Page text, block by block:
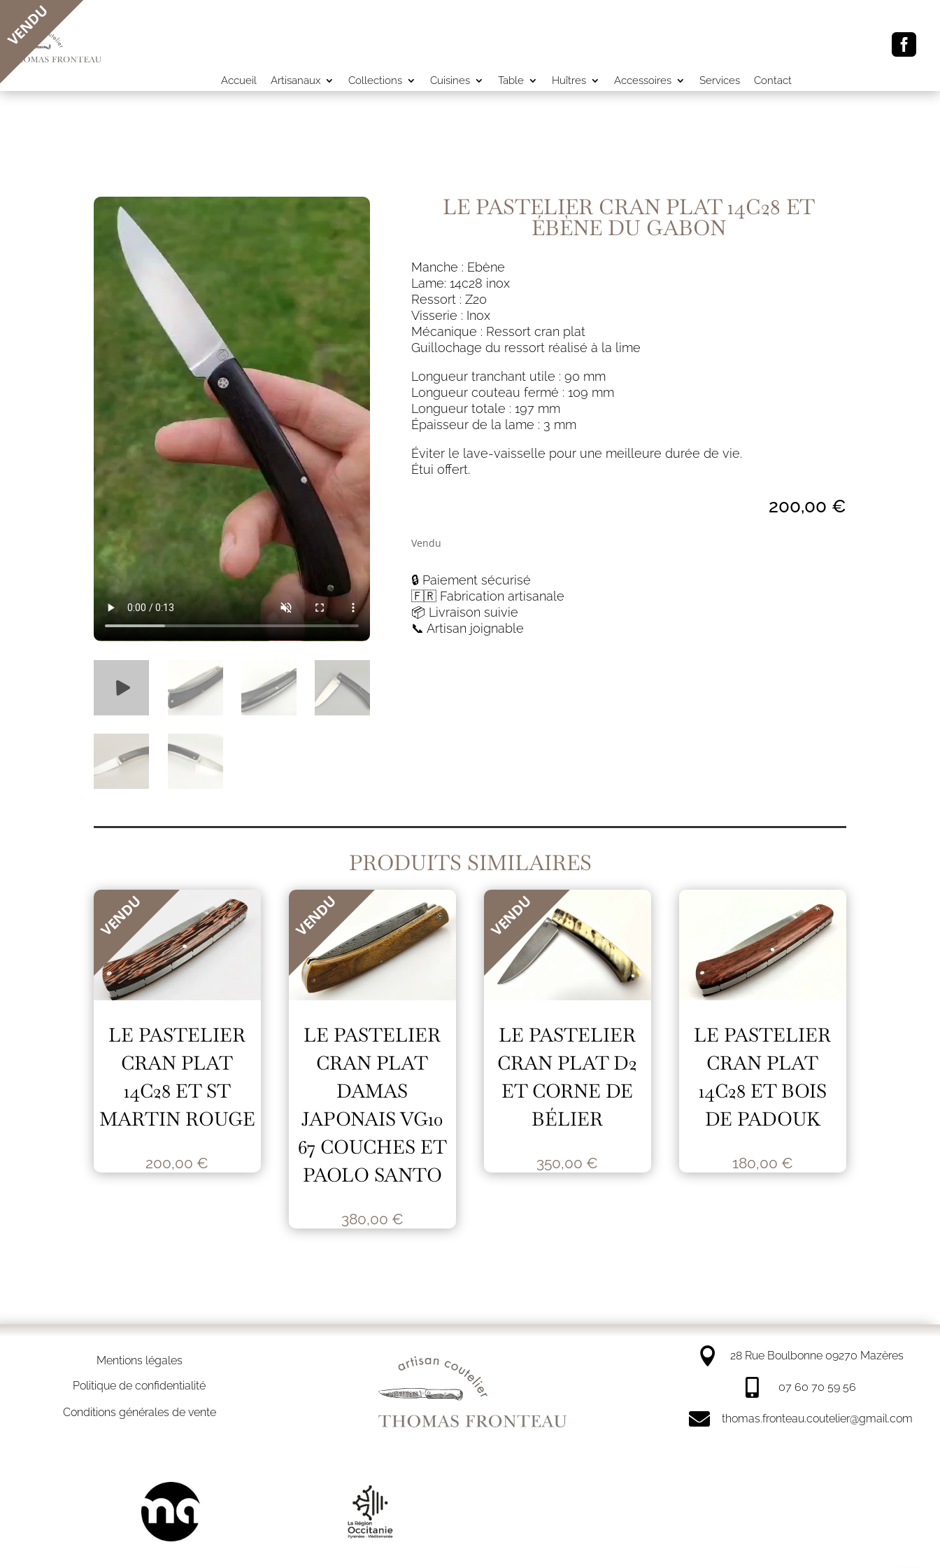
Accueil Artisanaux Collections Cuisines Table Huîtres Accessoires Services Contact

VENDU
LE PASTELIER CRAN PLAT 14C28 ET
ÉBÈNE DU GABON
Manche : Ebène
Lame: 14c28 inox
Ressort : Z20
Visserie : Inox
Mécanique : Ressort cran plat
Guillochage du ressort réalisé à la lime
Longueur tranchant utile : 90 mm
Longueur couteau fermé : 109 mm
Longueur totale : 197 mm
Épaisseur de la lame : 3 mm
Éviter le lave-vaisselle pour une meilleure durée de vie.
Étui offert.
200,00 €
Vendu
🔒 Paiement sécurisé
🇫🇷 Fabrication artisanale
📦 Livraison suivie
📞 Artisan joignable
PRODUITS SIMILAIRES
VENDU
LE PASTELIER
CRAN PLAT
14C28 ET ST
MARTIN ROUGE
200,00 €
VENDU
LE PASTELIER
CRAN PLAT
DAMAS
JAPONAIS VG10
67 COUCHES ET
PAOLO SANTO
380,00 €
VENDU
LE PASTELIER
CRAN PLAT D2
ET CORNE DE
BÉLIER
350,00 €
LE PASTELIER
CRAN PLAT
14C28 ET BOIS
DE PADOUK
180,00 €
Mentions légales
Politique de confidentialité
Conditions générales de vente
 28 Rue Boulbonne 09270 Mazères
 07 60 70 59 56
 thomas.fronteau.coutelier@gmail.com